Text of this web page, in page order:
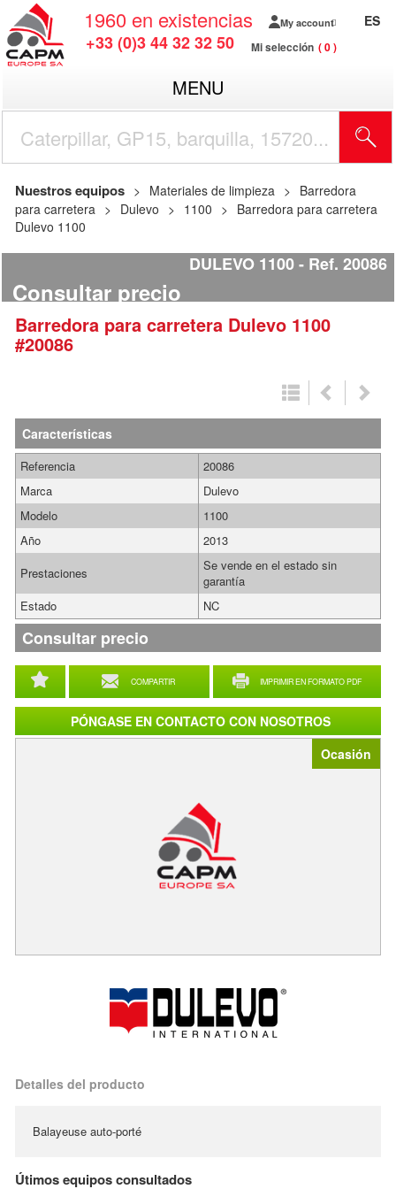
1960 en existencias
+33 (0)3 44 32 32 50
My account
Mi selección 0
ES
MENU
Nuestros equipos Materiales de limpieza
Barredora
para carretera
Dulevo 1100
Barredora para carretera
Dulevo 1100
DULEVO 1100 Ref. 20086
Consultar precio
Barredora para carretera Dulevo 1100
#20086
Ocasión
Características
COMPARTIR IMPRIMIR EN FORMATO PDF
Referencia
20086
Marca
Dulevo
Modelo
1100
Año
2013
Prestaciones
Se vende en el estado sin
garantía
Estado
NC
Consultar precio
Detalles del producto
Balayeuse auto-porté
PÓNGASE EN CONTACTO CON NOSOTROS
Útimos equipos consultados